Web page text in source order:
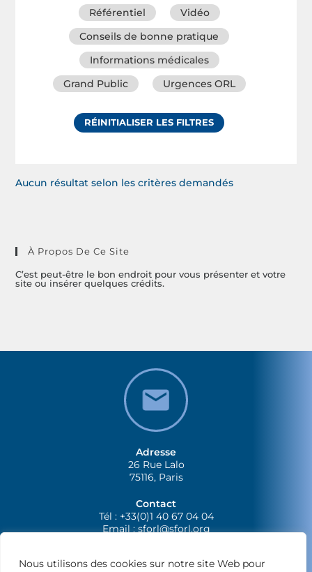
Nous utilisons des cookies sur notre site Web pour
Référentiel
Vidéo
Conseils de bonne pratique
Informations médicales
Grand Public
Urgences ORL
RÉINITIALISER LES FILTRES
Aucun résultat selon les critères demandés
À Propos De Ce Site
C’est peut-être le bon endroit pour vous présenter et votre
site ou insérer quelques crédits.
Adresse
26 Rue Lalo
75116, Paris
Contact
Tél : +33(0)1 40 67 04 04
Email :sforl@sforl.org